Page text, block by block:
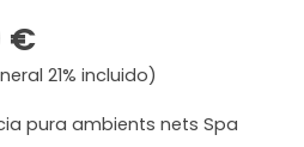
€
21% incluido)
pura ambients nets Spa